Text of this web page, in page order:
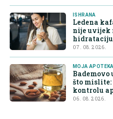
ISHRANA
Ledena
nije uvijek
hidrataciju
07. 08. 2026.
MOJA APOTEKA
što mislite:
kontrolu
06. 08. 2026.